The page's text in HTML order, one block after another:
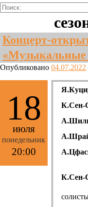
Поиск:
Концерт-
Опубликовано 04.07.2022
18
июля
понедельник
20:00
К.Сен-
К.Сен-